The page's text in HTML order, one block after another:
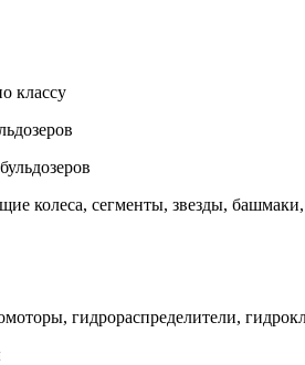
классу
колеса, сегменты, звезды,
гидрораспределители,